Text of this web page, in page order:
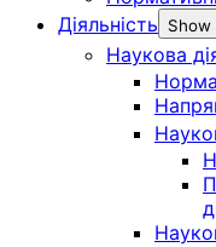
Діяльність
Show
Наукова